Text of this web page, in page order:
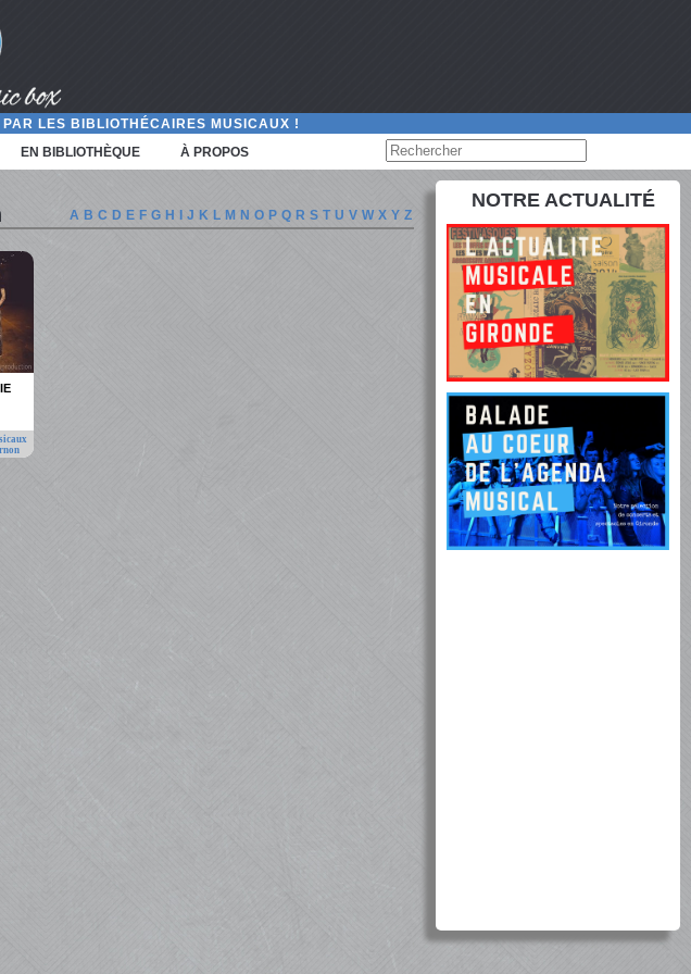
LES BIBLIOTHÉCAIRES MUSICAUX !
EN BIBLIOTHÈQUE À PROPOS
A B C D E F G H I J K L M N O P Q R S T U V W X Y Z
NOTRE ACTUALITÉ